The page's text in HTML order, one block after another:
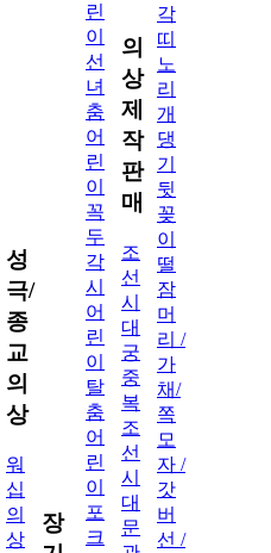
성
극/
종
교
의
상
워
십
의
상
장
린
이
선
녀
춤
어
린
이
꼭
두
각
시
어
린
이
탈
춤
어
린
이
포
크
의
상
제
작
판
매
조
선
시
대
궁
중
복
조
선
시
대
문
각
띠
노
리
개
댕
기
뒷
꽂
이
떨
잠
머
리 /
가
채/
쪽
모
자 /
갓
버
선 /